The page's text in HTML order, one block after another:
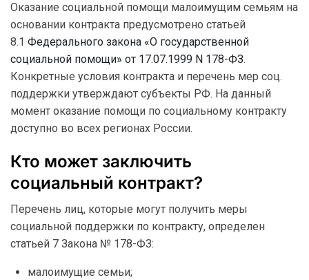
Оказание социальной помощи малоимущим семьям на
основании контракта предусмотрено статьей
8.1 Федерального закона «О государственной
социальной помощи» от 17.07.1999 N 178-ФЗ.
Конкретные условия контракта и перечень мер соц.
поддержки утверждают субъекты РФ. На данный
момент оказание помощи по социальному контракту
доступно во всех регионах России.
Кто может заключить
социальный контракт?
Перечень лиц, которые могут получить меры
социальной поддержки по контракту, определен
статьей 7 Закона № 178-ФЗ:
малоимущие семьи;